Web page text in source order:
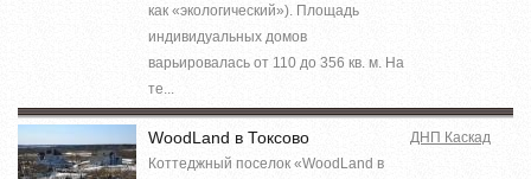
как «экологический»). Площадь
индивидуальных домов
варьировалась от 110 до 356 кв. м. На
те...
WoodLand в Токсово
Коттеджный поселок «WoodLand в
ДНП Каскад